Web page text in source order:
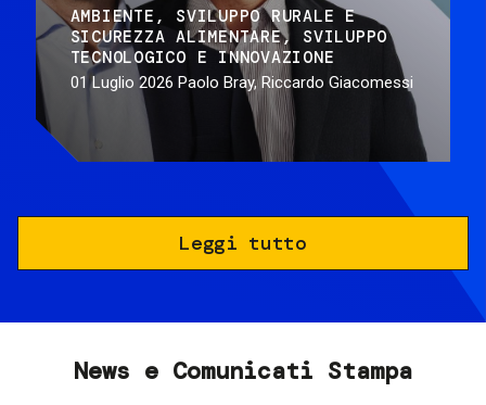
AMBIENTE
SVILUPPO RURALE E
SICUREZZA ALIMENTARE
SVILUPPO
TECNOLOGICO E INNOVAZIONE
01 Luglio 2026 Paolo Bray, Riccardo Giacomessi
Leggi tutto
News e Comunicati Stampa